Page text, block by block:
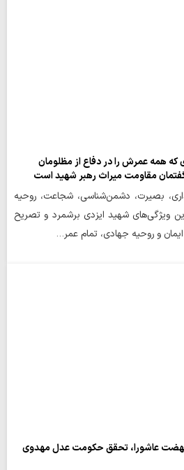
که همه عمرش را در دفاع از مظلومان
مقاومت میراث رهبر شهید است
بصیرت، دشمن‌شناسی، شجاعت، روحیه
ویژگی‌های شهید ایزدی برشمرد و تصریح
و روحیه جهادی، تمام عمر…
عاشورا، تحقق حکومت عدل مهدوی